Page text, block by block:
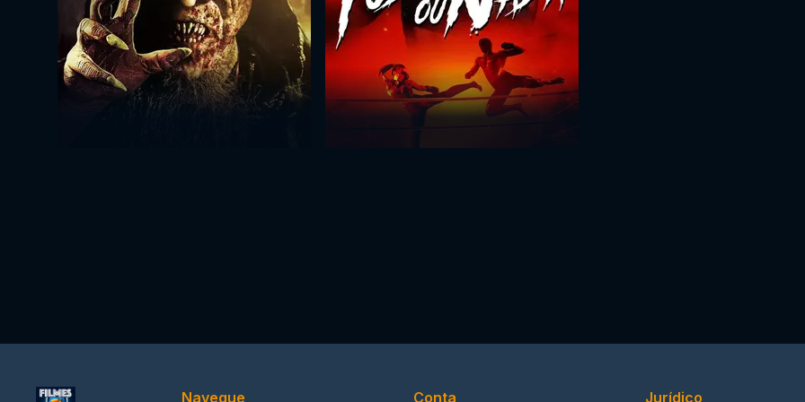
Navegue Conta Jurídico